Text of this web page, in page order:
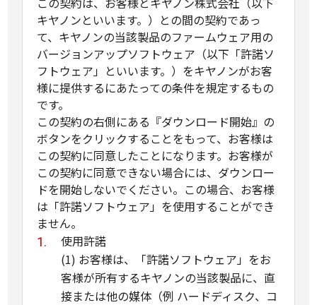
キヤノンといいます。）との間の契約であっ
て、キヤノンの当該製品のファームウェア用の
バージョンアップソフトウェア（以下「許諾ソ
フトウェア」といいます。）をキヤノンがお客
様に提供するにあたっての条件を規定するもの
です。
この契約の右側にある『ダウンロード開始』の
ボタンをクリックすることをもって、お客様は
この契約に同意したことになります。お客様が
この契約に同意できない場合には、ダウンロー
ドを開始しないでください。この場合、お客様
は「許諾ソフトウェア」を使用することができ
ません。
使用許諾
(1) お客様は、「許諾ソフトウェア」をお
客様が所有するキヤノンの当該製品に、直
接または他の媒体（例 ハードディスク、コ